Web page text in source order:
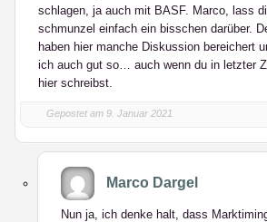
schlagen, ja auch mit BASF. Marco, lass
schmunzel einfach ein bisschen darüber.
haben hier manche Diskussion bereichert
ich auch gut so… auch wenn du in letzter
hier schreibst.
Gepostet am 9. Januar 2021
Marco Dargel
Nun ja, ich denke halt, dass